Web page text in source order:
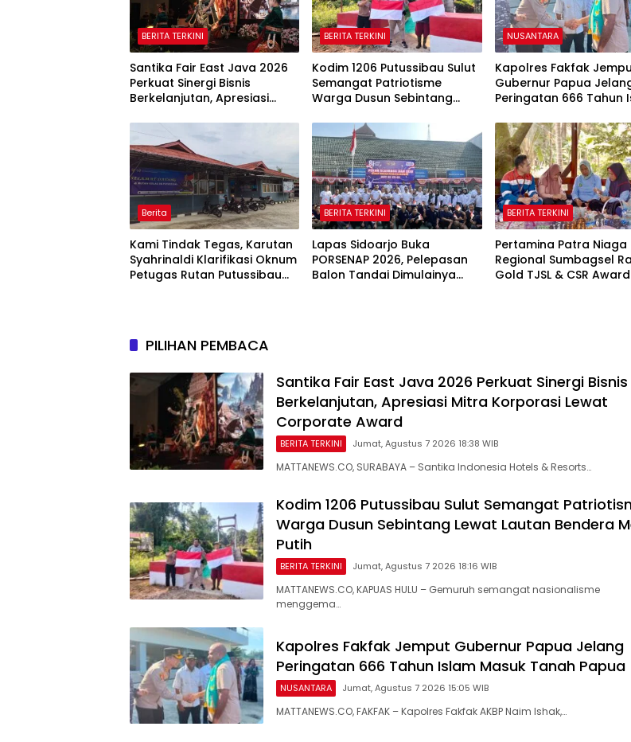
BERITA TERKINI
Santika Fair East Java 2026
Perkuat Sinergi Bisnis
Berkelanjutan, Apresiasi
Corporate Award
BERITA TERKINI
Kodim 1206 Putussibau Sulut
Semangat Patriotisme
Warga Dusun Sebintang
Putih
NUSANTARA
Kapolres Fakfak
Gubernur Papua
Peringatan 666 Tahun
Berita
Kami Tindak Tegas, Karutan
Syahrinaldi Klarifikasi Oknum
Petugas Rutan Putussibau
BERITA TERKINI
Lapas Sidoarjo Buka
PORSENAP 2026, Pelepasan
Balon Tandai Dimulainya
BERITA TERKINI
Pertamina Patra Niaga
Regional Sumbagsel
Gold TJSL & CSR Award
PILIHAN PEMBACA
Santika Fair East Java 2026 Perkuat Sinergi Bisnis
Berkelanjutan, Apresiasi Mitra Korporasi Lewat
Corporate Award
BERITA TERKINI Jumat, Agustus 7 2026 18:38 WIB
MATTANEWS.CO, SURABAYA – Santika Indonesia Hotels & Resorts…
Kodim 1206 Putussibau Sulut Semangat
Warga Dusun Sebintang Lewat Lautan Bendera
Putih
BERITA TERKINI Jumat, Agustus 7 2026 18:16 WIB
MATTANEWS.CO, KAPUAS HULU – Gemuruh semangat nasionalisme
menggema…
Kapolres Fakfak Jemput Gubernur Papua Jelang
Peringatan 666 Tahun Islam Masuk Tanah Papua
NUSANTARA Jumat, Agustus 7 2026 15:05 WIB
MATTANEWS.CO, FAKFAK – Kapolres Fakfak AKBP Naim Ishak,…